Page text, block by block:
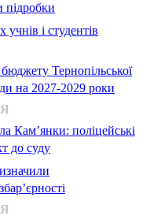
підробки
і студентів
Тернопільської
на 2027-2029 роки
Кам’янки: поліцейські
до суду